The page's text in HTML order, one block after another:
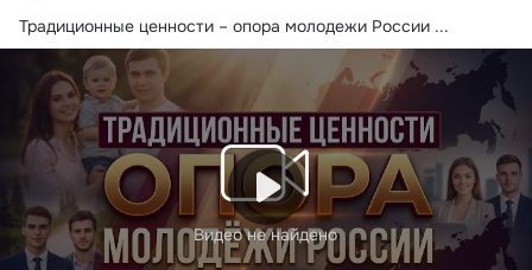
Традиционные ценности – опора молодежи России ...
Видео не найдено